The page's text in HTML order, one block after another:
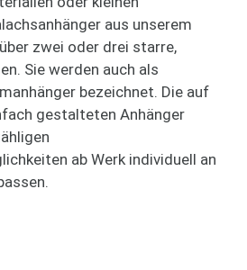
aus unserem
zwei oder drei starre,
Sie werden auch als
bezeichnet. Die auf
gestalteten Anhänger
ab Werk individuell an